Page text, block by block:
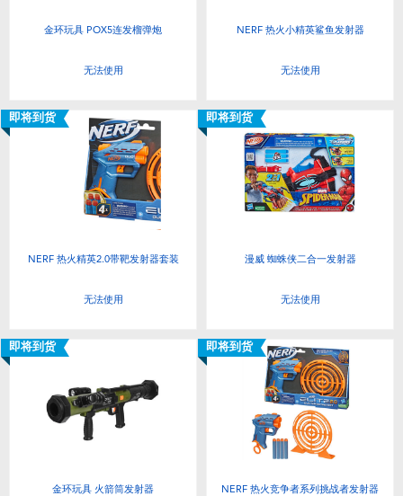
金环玩具 POX5连发榴弹炮
无法使用
NERF 热火小精英鲨鱼发射器
无法使用
即将到货
NERF 热火精英2.0带靶发射器套装
无法使用
即将到货
漫威 蜘蛛侠二合一发射器
无法使用
即将到货
金环玩具 火箭筒发射器
即将到货
NERF 热火竞争者系列挑战者发射器